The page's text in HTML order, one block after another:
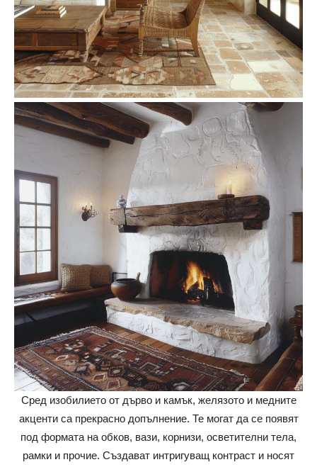
Сред изобилието от дърво и камък, желязото и медните
акценти са прекрасно допълнение. Те могат да се появят
под формата на обков, вази, корнизи, осветителни тела,
рамки и прочие. Създават интригуващ контраст и носят